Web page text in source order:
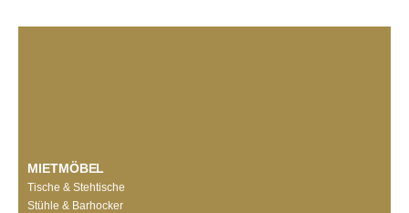
MIETMÖBEL
Tische & Stehtische
Stühle & Barhocker